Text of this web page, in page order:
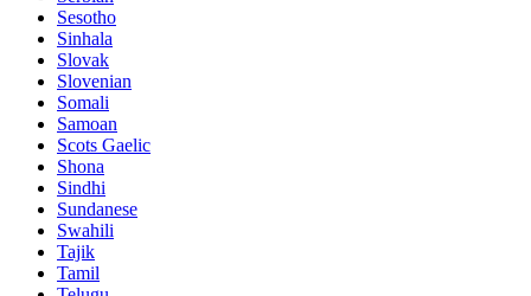
Sesotho
Sinhala
Slovak
Slovenian
Somali
Samoan
Scots Gaelic
Shona
Sindhi
Sundanese
Swahili
Tajik
Tamil